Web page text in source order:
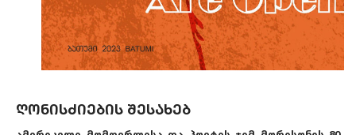
ღონისძიების შესახებ